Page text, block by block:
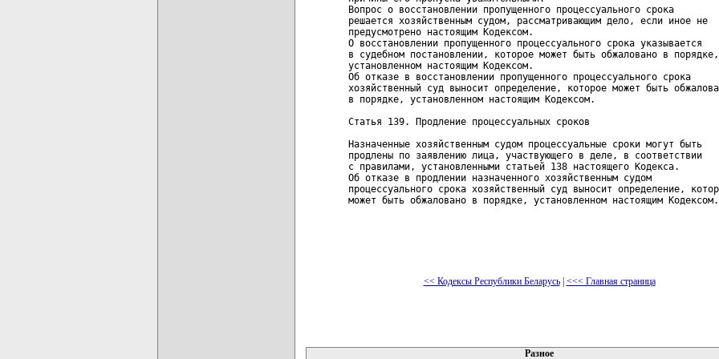
Вопрос о восстановлении пропущенного процессуального срока
решается хозяйственным судом, рассматривающим дело, если иное не
предусмотрено настоящим Кодексом.
О восстановлении пропущенного процессуального срока указывается
в судебном постановлении, которое может быть обжаловано в порядке,
установленном настоящим Кодексом.
Об отказе в восстановлении пропущенного процессуального срока
хозяйственный суд выносит определение, которое может быть
в порядке, установленном настоящим Кодексом.
Статья 139. Продление процессуальных сроков
Назначенные хозяйственным судом процессуальные сроки могут быть
продлены по заявлению лица, участвующего в деле, в соответствии
с правилами, установленными статьей 138 настоящего Кодекса.
Об отказе в продлении назначенного хозяйственным судом
процессуального срока хозяйственный суд выносит определение,
может быть обжаловано в порядке, установленном настоящим Кодексом.
<< Кодексы Республики Беларусь| <<< Главная страница
Разное